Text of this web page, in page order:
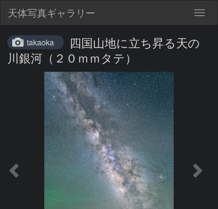
天体写真ギャラリー
takaoka
四国山地に立ち昇る天の
川銀河（２０ｍｍタテ）